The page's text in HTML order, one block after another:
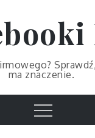
ma znaczenie.
Menu